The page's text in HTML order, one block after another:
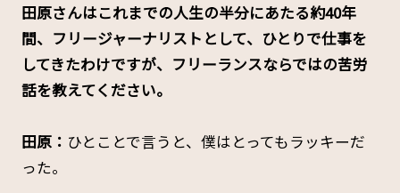
――田原さんはこれまでの人生の半分にあたる約40年
間、フリージャーナリストとして、ひとりで仕事を
してきたわけですが、フリーランスならではの苦労
話を教えてください。
田原： ひとことで言うと、僕はとってもラッキーだ
った。